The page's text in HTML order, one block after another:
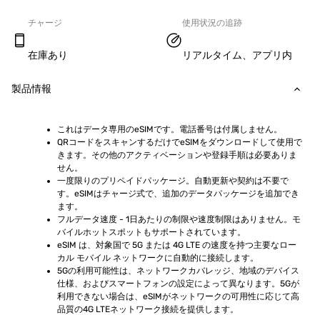
チャージ
在庫あり
使用状況の追跡
リアルタイム、アプリ内
製品情報
これはデータ専用のeSIMです。電話番号は付属しません。
QRコードをスキャンするだけでeSIMをダウンロードして使用で
きます。その他のアクティベーションや登録手順は必要ありま
せん。
一度限りのプリペイドパッケージ。自動更新や契約は不要で
す。eSIMはチャージ式で、追加のデータパッケージを追加でき
ます。
フルデータ速度 - 1日あたりの制限や速度制限はありません。モ
バイルホットスポットもサポートされています。
eSIM は、対象国で 5G または 4G LTE の速度を持つ主要なロー
カル モバイル ネットワークに自動的に接続します。
5Gの利用可能性は、ネットワークカバレッジ、地域のデバイス
仕様、およびスマートフォンの設定によって異なります。5Gが
利用できない場合は、eSIMがネットワークの可用性に応じて高
品質の4G LTEネットワーク接続を提供します。